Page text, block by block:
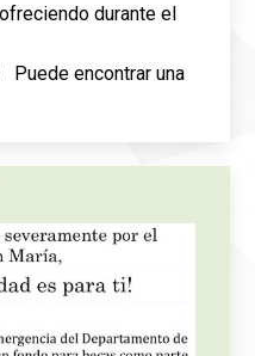
durante el
encontrar una